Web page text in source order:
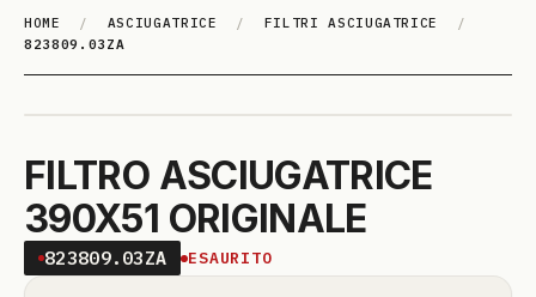
HOME / ASCIUGATRICE / FILTRI ASCIUGATRICE
/
823809.03ZA
FILTRO ASCIUGATRICE
390X51 ORIGINALE
823809.03ZA ESAURITO